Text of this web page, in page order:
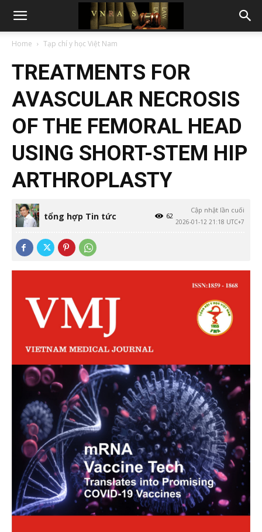
Home Tạp chí y học Việt Nam
TREATMENTS FOR
AVASCULAR NECROSIS
OF THE FEMORAL HEAD
USING SHORT-STEM HIP
ARTHROPLASTY
tổng hợp Tin tức
Cập nhật lần cuối
2026-01-12 21:18 UTC+7
62